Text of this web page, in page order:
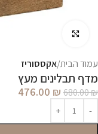
עמוד הבית אקססוריז
מדף תבלינים מעץ
680.00₪
476.00 ₪